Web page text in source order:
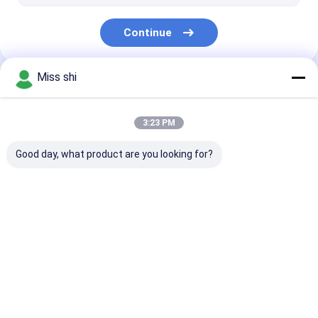
Continue
Nossas Categorias
Miss shi
3:23 PM
Good day, what product are you looking for?